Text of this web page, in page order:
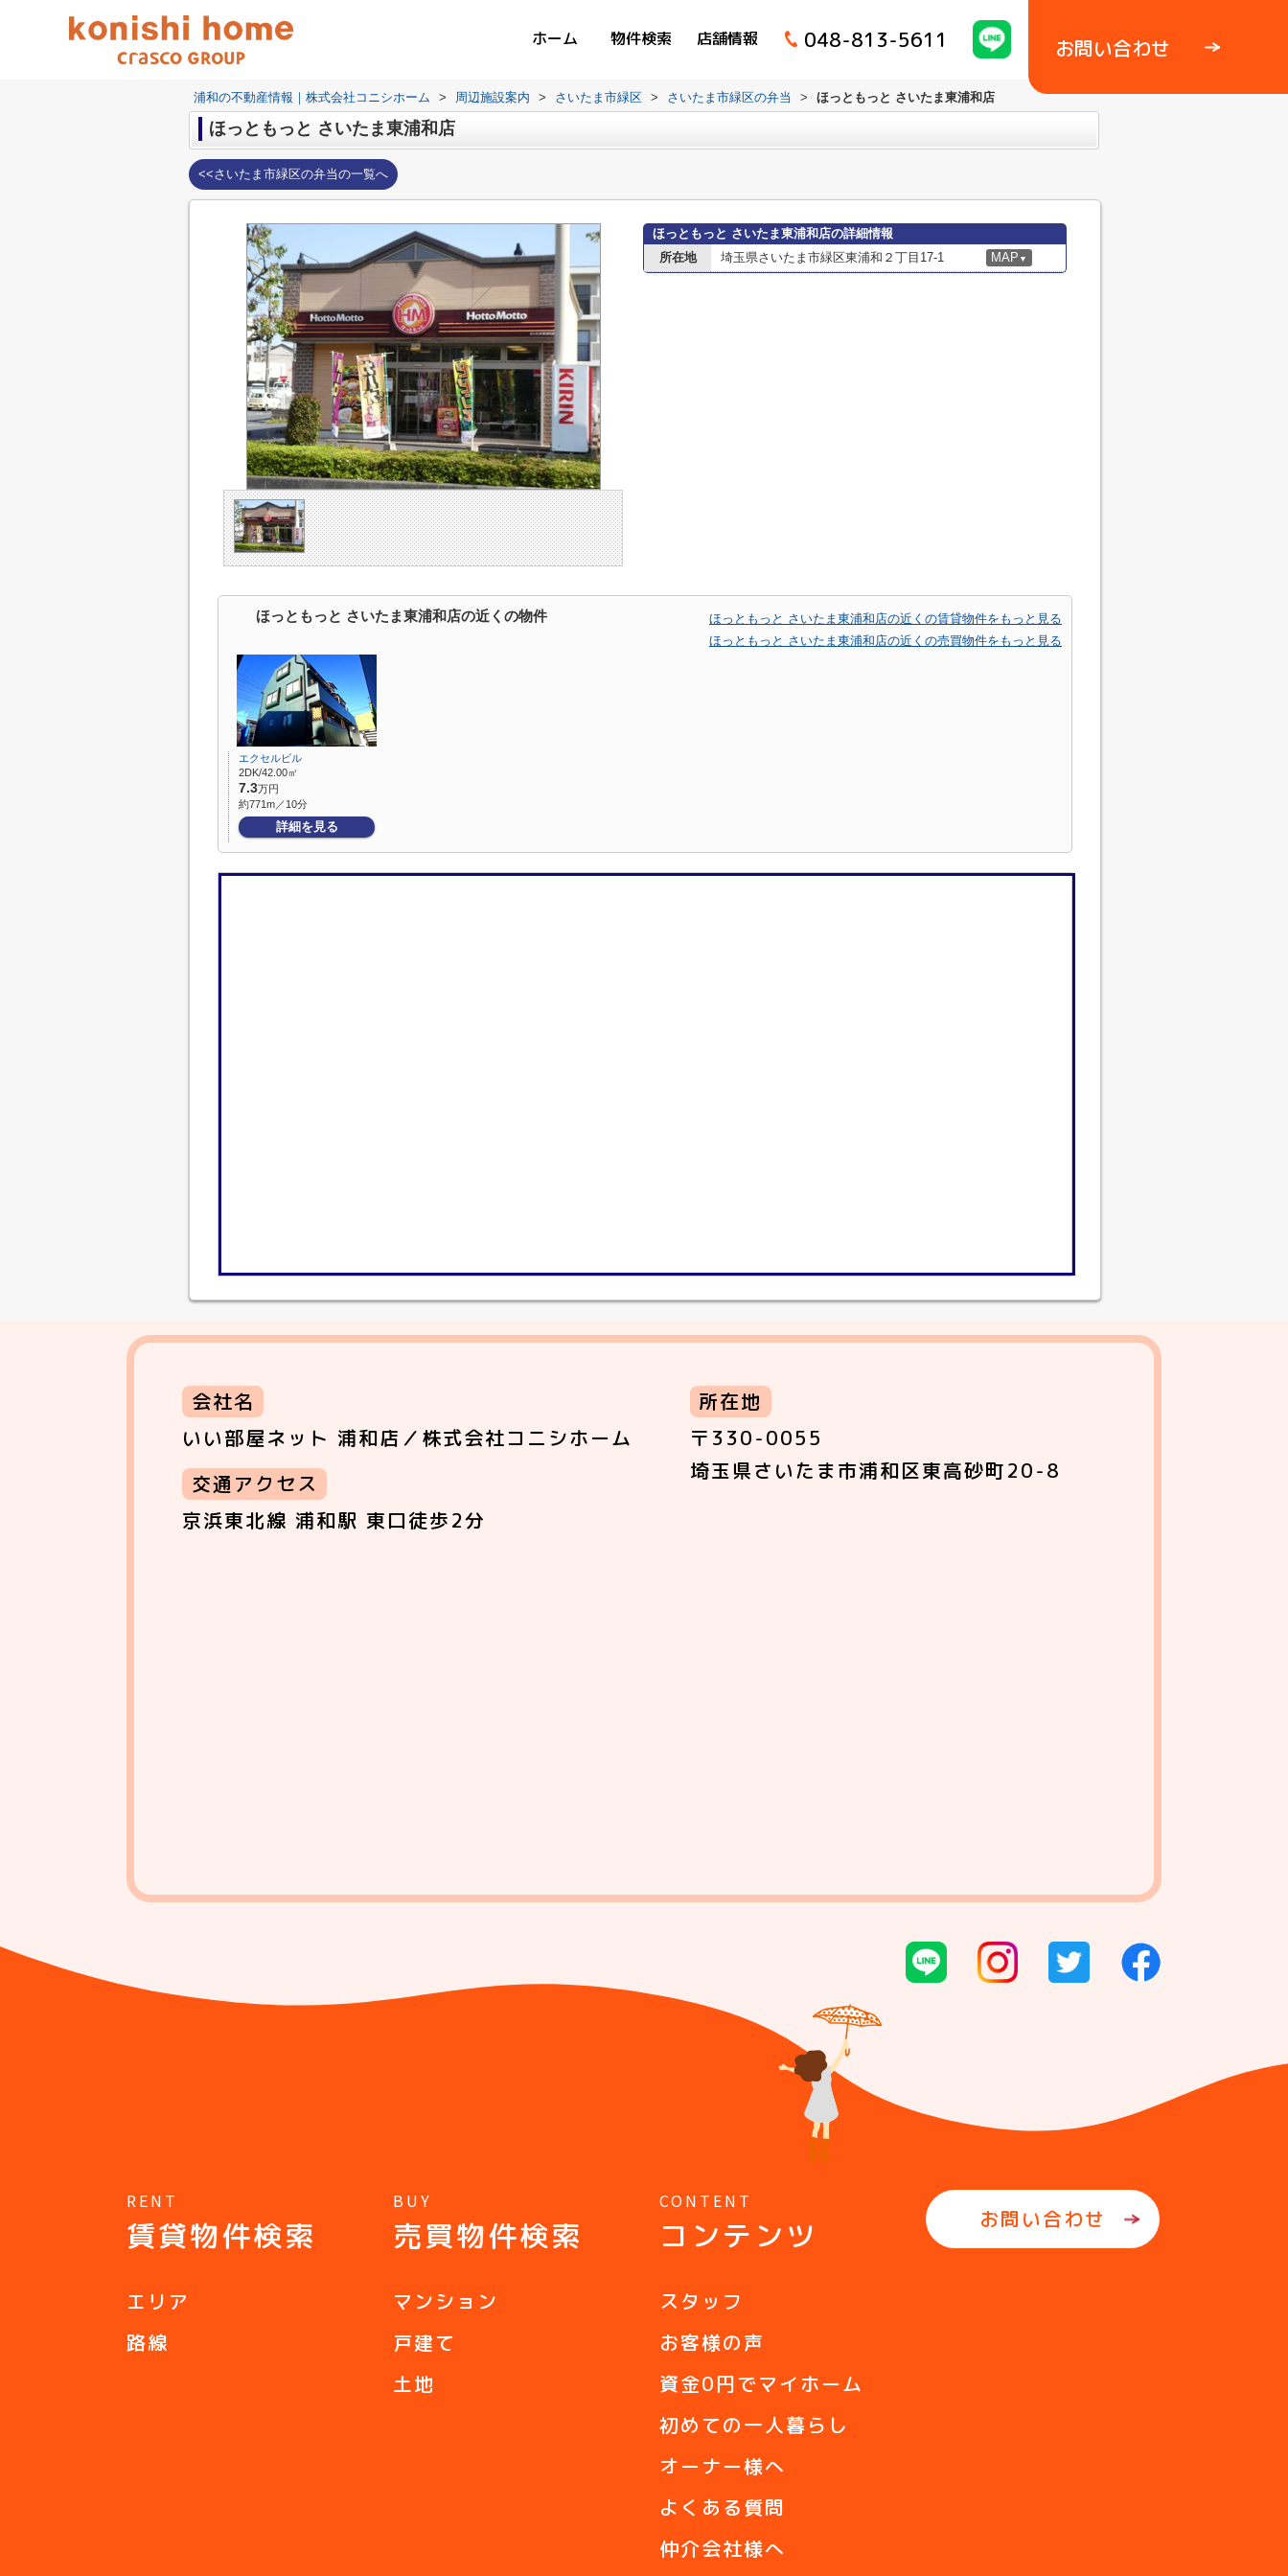
ホーム 物件検索 店舗情報 048-813-5611 お問い合わせ
浦和の不動産情報｜株式会社コニシホーム > 周辺施設案内 > さいたま市緑区 > さいたま市緑区の弁当 > ほっともっと さいたま東浦和店
ほっともっと さいたま東浦和店
<<さいたま市緑区の弁当の一覧へ
ほっともっと さいたま東浦和店の詳細情報
所在地
埼玉県さいたま市緑区東浦和２丁目17-1 MAP ▼
ほっともっと さいたま東浦和店の近くの物件
ほっともっと さいたま東浦和店の近くの賃貸物件をもっと見る
ほっともっと さいたま東浦和店の近くの売買物件をもっと見る
エクセルビル
2DK/42.00㎡
7.3万円
約771m／10分
詳細を見る
会社名
いい部屋ネット 浦和店／株式会社コニシホーム
交通アクセス
京浜東北線 浦和駅 東口徒歩2分
所在地
〒330-0055
埼玉県さいたま市浦和区東高砂町20-8
RENT
賃貸物件検索
エリア
路線
BUY
売買物件検索
マンション
戸建て
土地
CONTENT
コンテンツ
スタッフ
お客様の声
資金0円でマイホーム
初めての一人暮らし
オーナー様へ
よくある質問
仲介会社様へ
お問い合わせ